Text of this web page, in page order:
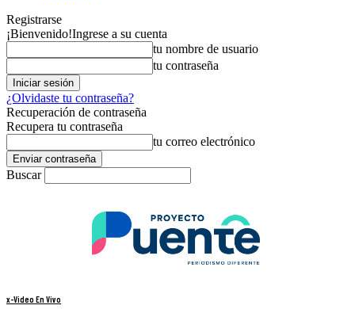
Registrarse
¡Bienvenido!Ingrese a su cuenta
tu nombre de usuario
tu contraseña
¿Olvidaste tu contraseña?
Recuperación de contraseña
Recupera tu contraseña
tu correo electrónico
Buscar
x-Video En Vivo